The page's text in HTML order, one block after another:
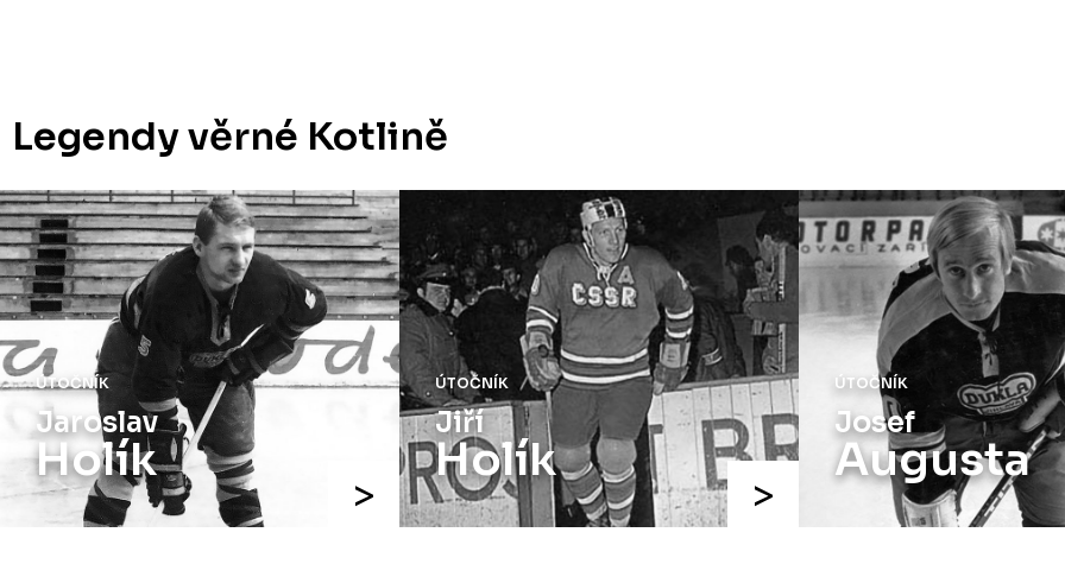
Legendy věrné Kotlině
ÚTOČNÍK
Jaroslav
Holík
ÚTOČNÍK
Jiří
Holík
ÚTOČNÍK
Josef
Augusta